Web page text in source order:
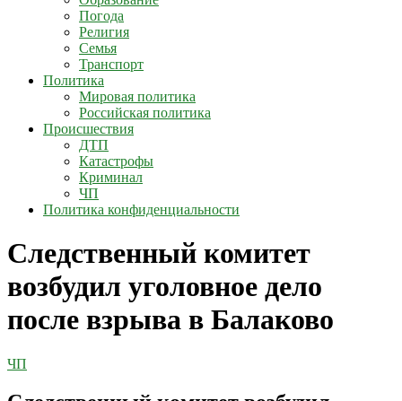
Погода
Религия
Семья
Транспорт
Политика
Мировая политика
Российская политика
Происшествия
ДТП
Катастрофы
Криминал
ЧП
Политика конфиденциальности
Следственный комитет
возбудил уголовное дело
после взрыва в Балаково
ЧП